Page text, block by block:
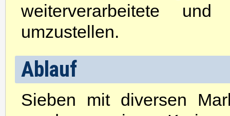
weiterverarbeitete
umzustellen.
Ablauf
Sieben mit diversen